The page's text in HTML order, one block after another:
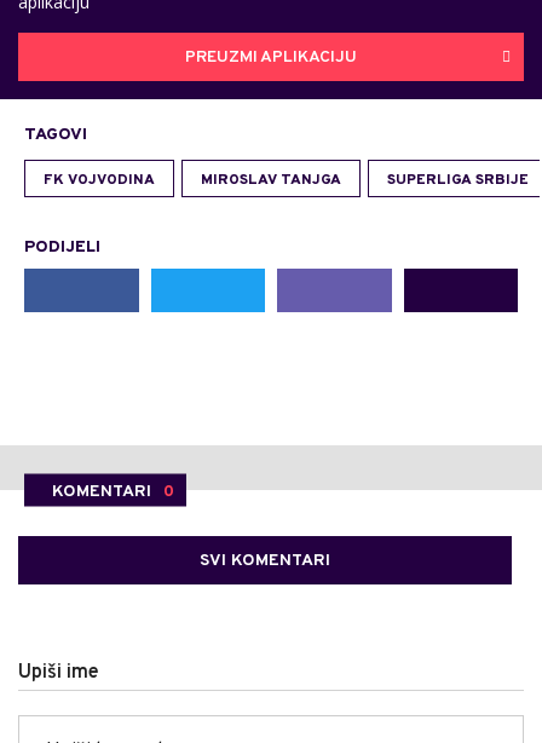
PREUZMI APLIKACIJU
TAGOVI
FK VOJVODINA MIROSLAV TANJGA SUPERLIGA SRBIJE
PODIJELI
KOMENTARI 0
SVI KOMENTARI
Upiši ime